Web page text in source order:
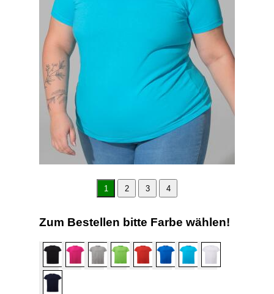
1 2 3 4
Zum Bestellen bitte Farbe wählen!